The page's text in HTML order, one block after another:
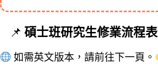
碩士班研究生修業流程表
如需英文版本，請前往下一頁。